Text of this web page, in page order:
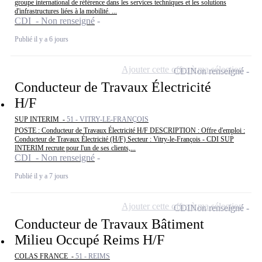
groupe international de référence dans les services techniques et les solutions
d'infrastructures liées à la mobilité. ...
CDI - Non renseigné
Publié il y a 6 jours
Conducteur de Travaux Électricité
H/F
SUP INTERIM - 51 - VITRY-LE-FRANÇOIS
POSTE : Conducteur de Travaux Électricité H/F DESCRIPTION : Offre d'emploi :
Conducteur de Travaux Électricité (H/F) Secteur : Vitry-le-François - CDI SUP
INTERIM recrute pour l'un de ses clients,...
CDI - Non renseigné
Publié il y a 7 jours
CDINon renseigné
Ajouter cette offre à ma sélection
Conducteur de Travaux Bâtiment
Milieu Occupé Reims H/F
COLAS FRANCE - 51 - REIMS
CDINon renseigné
Ajouter cette offre à ma sélection